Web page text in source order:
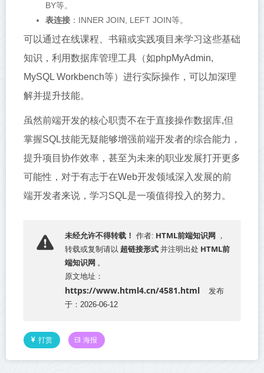
BY等。
表连接：INNER JOIN, LEFT JOIN等。
可以通过在线课程、书籍或实践项目来学习这些基础
知识，利用数据库管理工具（如phpMyAdmin,
MySQL Workbench等）进行实际操作，可以加深理
解并提升技能。
虽然前端开发的核心职责不在于直接操作数据库,但
掌握SQL技能无疑能够增强前端开发者的综合能力，
提升项目协作效率，甚至为未来的职业发展打开更多
可能性，对于有志于在Web开发领域深入发展的前
端开发者来说，学习SQL是一项值得投入的努力。
未经允许不得转载！ 作者: HTML前端知识网 ，
转载或复制请以 超链接形式 并注明出处 HTML前
端知识网 。
原文地址：
https://www.html4.cn/4581.html
发布
于：2026-06-12
打赏 海报